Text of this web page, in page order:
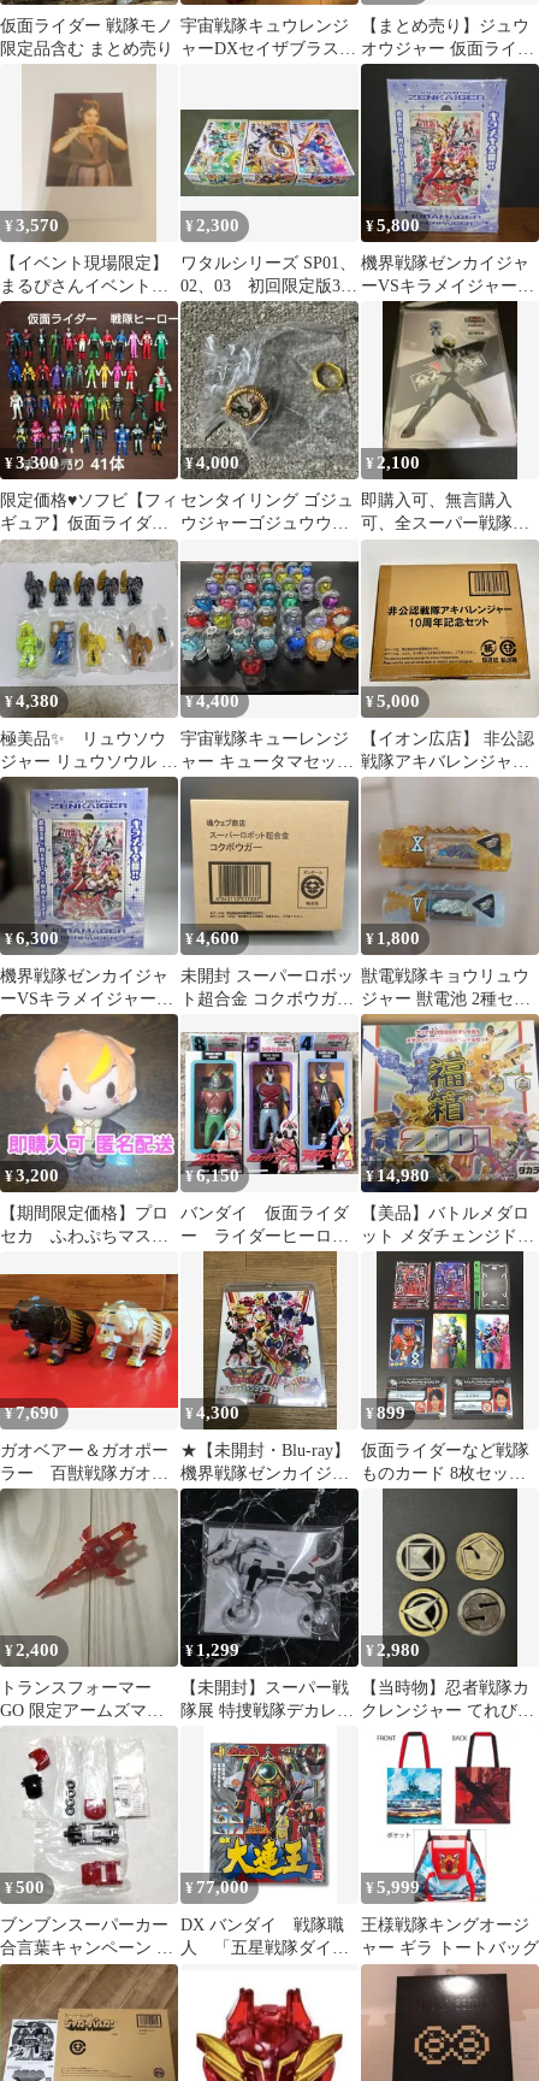
仮面ライダー 戦隊モノ
限定品含む まとめ売り
宇宙戦隊キュウレンジ
ャーDXセイザブラスタ
【まとめ売り】ジュウ
オウジャー 仮面ライダ
ーエグゼイド 絵本 テレ
ビマガジン5点
¥3,570
【イベント現場限定】
まるぴさんイベント現
場チェキ ナンバーワン
戦隊ゴジュウジャー
¥ 2,300
ワタルシリーズ SP01、
02、03 初回限定版3個
セット
¥5,800
機界戦隊ゼンカイジャ
ーVSキラメイジャーVS
センパイジャー スペシ
ャル版
¥3,300
限定価格♥ソフビ【フィ
ギュア】仮面ライダー
戦隊ヒーロー 昭和・平
成・令和
¥4,000
センタイリング ゴジュ
ウジャーゴジュウウル
¥2,100
即購入可、無言購入
可、全スーパー戦隊
展 ゴジュウポーラー
アクリルスタンド
¥4,380
極美品✨ リュウソウ
ジャー リュウソウル 9
個セット 大量 まとめ売
り 未開封有
¥4,400
宇宙戦隊キューレンジ
ャー キュータマセット
限定品 非売品等
¥5,000
【イオン広店】 非公認
戦隊アキバレンジャー
10周年記念セット
¥6,300
機界戦隊ゼンカイジャ
ーVSキラメイジャーVS
センパイジャー スペシ
ャル版
¥4,600
未開封 スーパーロボッ
ト超合金 コクボウガー
ード
¥ 1,800
獣電戦隊キョウリュウ
ジャー 獣電池 2種セッ
ト
¥3,200
【期間限定価格】プロ
セカ ふわぷちマスコ
装
¥6,150
バンダイ 仮面ライダ
ー ライダーヒーロー
シリーズ3体+オマケ
¥14,980
【美品】バトルメダロ
ット メダチェンジドー
クス クリア 限定
福箱2001
¥7,690
ガオベアー＆ガオポー
ラー 百獣戦隊ガオレ
ンジャー パワーアニ
マル 玩具 おもちゃ
¥4,300
★【未開封・Blu-ray】
機界戦隊ゼンカイジャ
ー ファイナルライブツ
アー 2022 限定予約版
《HT18L》51731
¥899
仮面ライダーなど戦隊
ものカード 8枚セット
¥2,400
トランスフォーマー
GO 限定アームズマイ
クロン エクス
¥1,299
【未開封】スーパー戦
隊展 特捜戦隊デカレン
アクリルスタンド
¥2,980
【当時物】忍者戦隊カ
クレンジャー てれびく
ん特製カクレンジャー
メダル 4種セット
¥500
ブンブンスーパーカー
合言葉キャンペーン ブ
ンブンジャー 限定
¥ 77,000
DX バンダイ 戦隊職
人 「五星戦隊ダイレ
DX 大連王 未開封
¥ 5,999
王様戦隊キングオージ
ャー ギラ トートバッグ